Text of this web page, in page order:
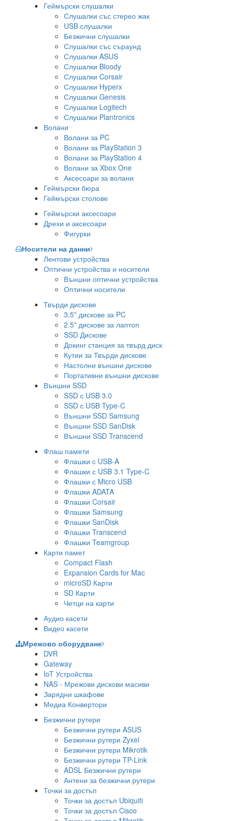
Геймърски слушалки
Слушалки със стерео жак
USB слушалки
Безжични слушалки
Слушалки със съраунд
Слушалки ASUS
Слушалки Bloody
Слушалки Corsair
Слушалки Hyperx
Слушалки Genesis
Слушалки Logitech
Слушалки Plantronics
Волани
Волани за PC
Волани за PlayStation 3
Волани за PlayStation 4
Волани за Xbox One
Аксесоари за волани
Геймърски бюра
Геймърски столове
Геймърски аксесоари
Дрехи и аксесоари
Фигурки
Носители на данни
Лентови устройства
Оптични устройства и носители
Външни оптични устройства
Оптични носители
Твърди дискове
3.5" дискове за PC
2.5" дискове за лаптоп
SSD Дискове
Докинг станция за твърд диск
Кутии за Твърди дискове
Настолни външни дискове
Портативни външни дискове
Външни SSD
SSD с USB 3.0
SSD с USB Type-C
Външни SSD Samsung
Външни SSD SanDisk
Външни SSD Transcend
Флаш памети
Флашки с USB-A
Флашки с USB 3.1 Type-C
Флашки с Micro USB
Флашки ADATA
Флашки Corsair
Флашки Samsung
Флашки SanDisk
Флашки Transcend
Флашки Teamgroup
Карти памет
Compact Flash
Expansion Cards for Mac
microSD Карти
SD Карти
Четци на карти
Аудио касети
Видео касети
Мрежово оборудване
DVR
Gateway
IoT Устройства
NAS - Мрежови дискови масиви
Зарядни шкафове
Медиа Конвертори
Безжични рутери
Безжични рутери ASUS
Безжични рутери Zyxel
Безжични рутери Mikrotik
Безжични рутери TP-Link
ADSL Безжични рутери
Антени за безжични рутери
Точки за достъп
Точки за достъп Ubiquiti
Точки за достъп Cisco